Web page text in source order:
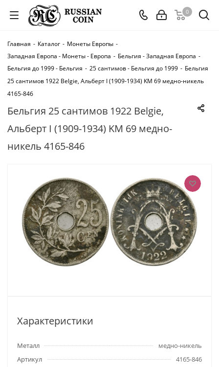
0
Главная - Каталог - Монеты Европы -
Западная Европа - Монеты - Европа - Бельгия - Западная Европа -
Бельгия до 1999 - Бельгия - 25 сантимов - Бельгия до 1999 - Бельгия
25 сантимов 1922 Belgie, Альберт I (1909-1934) KM 69 медно-никель
4165-846
Бельгия 25 сантимов 1922 Belgie,
Альберт I (1909-1934) KM 69 медно-
никель 4165-846
Характеристики
Металл
медно-никель
Артикул
4165-846